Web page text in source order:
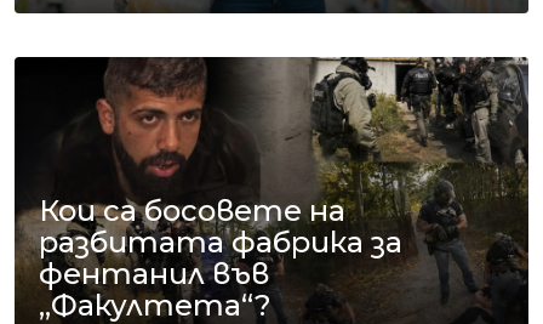
Кои са босовете на
разбитата фабрика за
фентанил във
„Факултета“?